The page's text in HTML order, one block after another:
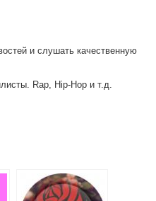
и слушать качественную
Rap, Hip-Hop и т.д.